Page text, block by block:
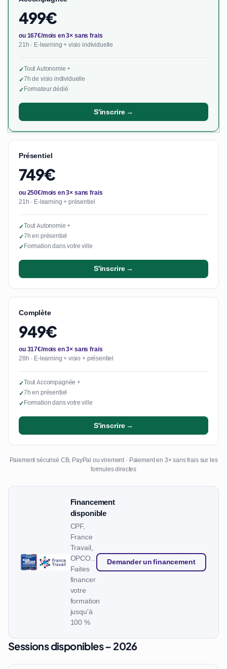
499€
ou 167€/mois en 3× sans frais
21h · E-learning + visio individuelle
✓Tout Autonomie +
✓7h de visio individuelle
✓Formateur dédié
S'inscrire →
Présentiel
749€
ou 250€/mois en 3× sans frais
21h · E-learning + présentiel
✓Tout Autonomie +
✓7h en présentiel
✓Formation dans votre ville
S'inscrire →
Complète
949€
ou 317€/mois en 3× sans frais
28h · E-learning + visio + présentiel
✓Tout Accompagnée +
✓7h en présentiel
✓Formation dans votre ville
S'inscrire →
Paiement sécurisé CB, PayPal ou virement · Paiement en 3× sans frais sur les
formules directes
Financement
disponible
CPF,
France
Travail,
OPCO…
Faites
financer
votre
formation
jusqu'à
100 %
Demander un financement
Sessions disponibles – 2026